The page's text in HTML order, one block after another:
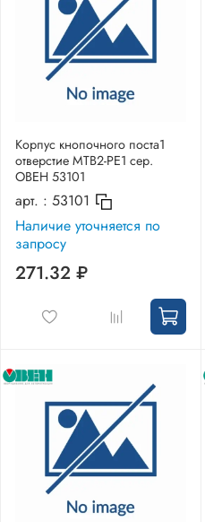
Корпус кнопочного поста1
отверстие MTB2-PE1 сер.
ОВЕН 53101
арт. : 53101
Наличие уточняется по
запросу
271.32 ₽